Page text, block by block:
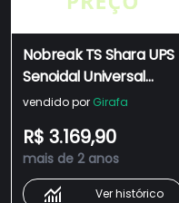
Nobreak TS Shara UPS
Senoidal Universal
3200VA 12 Tomadas
vendido por Girafa
R$ 3.169,90
mais de 2 anos
Ver histórico